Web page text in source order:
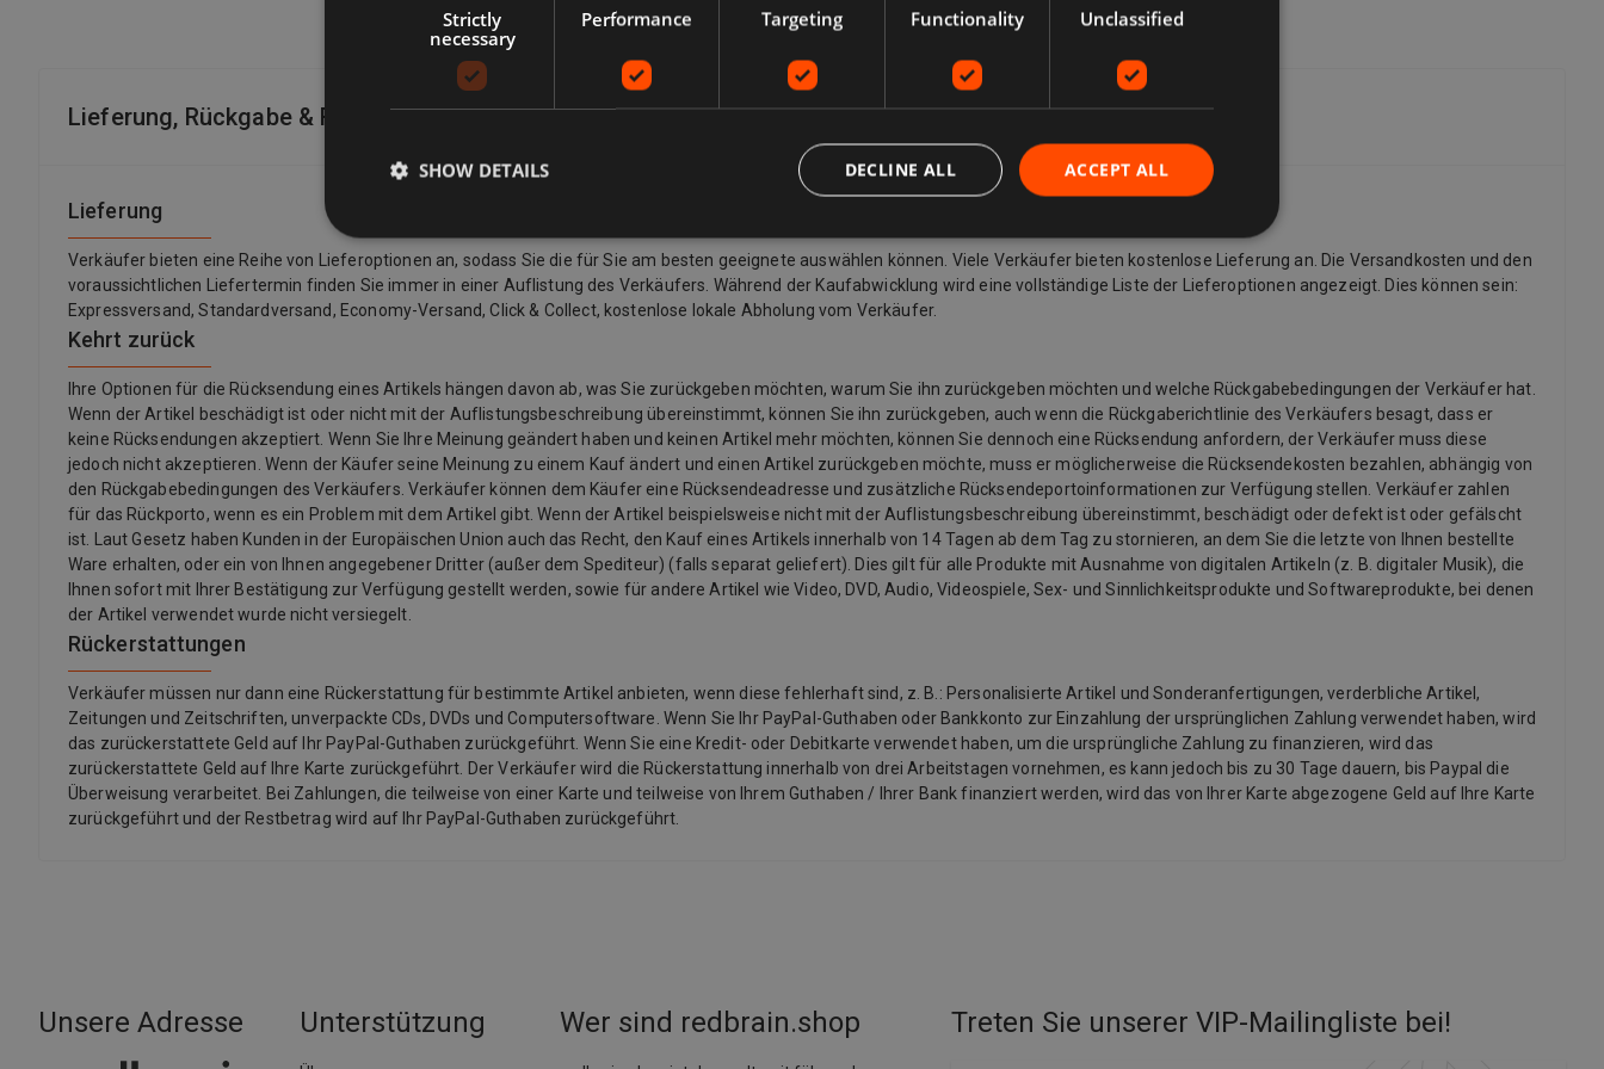
Lieferung, Rückgabe & Rückerstattung
Lieferung
Verkäufer bieten eine Reihe von Lieferoptionen an, sodass Sie die für Sie am besten geeignete auswählen können. Viele Verkäufer bieten kostenlose Lieferung an. Die Versandkosten und den
voraussichtlichen Liefertermin finden Sie immer in einer Auflistung des Verkäufers. Während der Kaufabwicklung wird eine vollständige Liste der Lieferoptionen angezeigt. Dies können sein:
Expressversand, Standardversand, Economy-Versand, Click & Collect, kostenlose lokale Abholung vom Verkäufer.
Kehrt zurück
Ihre Optionen für die Rücksendung eines Artikels hängen davon ab, was Sie zurückgeben möchten, warum Sie ihn zurückgeben möchten und welche Rückgabebedingungen der Verkäufer hat.
Wenn der Artikel beschädigt ist oder nicht mit der Auflistungsbeschreibung übereinstimmt, können Sie ihn zurückgeben, auch wenn die Rückgaberichtlinie des Verkäufers besagt, dass er
keine Rücksendungen akzeptiert. Wenn Sie Ihre Meinung geändert haben und keinen Artikel mehr möchten, können Sie dennoch eine Rücksendung anfordern, der Verkäufer muss diese
jedoch nicht akzeptieren. Wenn der Käufer seine Meinung zu einem Kauf ändert und einen Artikel zurückgeben möchte, muss er möglicherweise die Rücksendekosten bezahlen, abhängig von
den Rückgabebedingungen des Verkäufers. Verkäufer können dem Käufer eine Rücksendeadresse und zusätzliche Rücksendeportoinformationen zur Verfügung stellen. Verkäufer zahlen
für das Rückporto, wenn es ein Problem mit dem Artikel gibt. Wenn der Artikel beispielsweise nicht mit der Auflistungsbeschreibung übereinstimmt, beschädigt oder defekt ist oder gefälscht
ist. Laut Gesetz haben Kunden in der Europäischen Union auch das Recht, den Kauf eines Artikels innerhalb von 14 Tagen ab dem Tag zu stornieren, an dem Sie die letzte von Ihnen bestellte
Ware erhalten, oder ein von Ihnen angegebener Dritter (außer dem Spediteur) (falls separat geliefert). Dies gilt für alle Produkte mit Ausnahme von digitalen Artikeln (z. B. digitaler Musik), die
Ihnen sofort mit Ihrer Bestätigung zur Verfügung gestellt werden, sowie für andere Artikel wie Video, DVD, Audio, Videospiele, Sex- und Sinnlichkeitsprodukte und Softwareprodukte, bei denen
der Artikel verwendet wurde nicht versiegelt.
Rückerstattungen
Verkäufer müssen nur dann eine Rückerstattung für bestimmte Artikel anbieten, wenn diese fehlerhaft sind, z. B.: Personalisierte Artikel und Sonderanfertigungen, verderbliche Artikel,
Zeitungen und Zeitschriften, unverpackte CDs, DVDs und Computersoftware. Wenn Sie Ihr PayPal-Guthaben oder Bankkonto zur Einzahlung der ursprünglichen Zahlung verwendet haben, wird
das zurückerstattete Geld auf Ihr PayPal-Guthaben zurückgeführt. Wenn Sie eine Kredit- oder Debitkarte verwendet haben, um die ursprüngliche Zahlung zu finanzieren, wird das
zurückerstattete Geld auf Ihre Karte zurückgeführt. Der Verkäufer wird die Rückerstattung innerhalb von drei Arbeitstagen vornehmen, es kann jedoch bis zu 30 Tage dauern, bis Paypal die
Überweisung verarbeitet. Bei Zahlungen, die teilweise von einer Karte und teilweise von Ihrem Guthaben / Ihrer Bank finanziert werden, wird das von Ihrer Karte abgezogene Geld auf Ihre Karte
zurückgeführt und der Restbetrag wird auf Ihr PayPal-Guthaben zurückgeführt.
Unsere Adresse Unterstützung Wer sind redbrain.shop Treten Sie unserer VIP-Mailingliste bei!
Strictly
necessary
Performance Targeting Functionality Unclassified
ACCEPT ALL
DECLINE ALL
SHOW DETAILS